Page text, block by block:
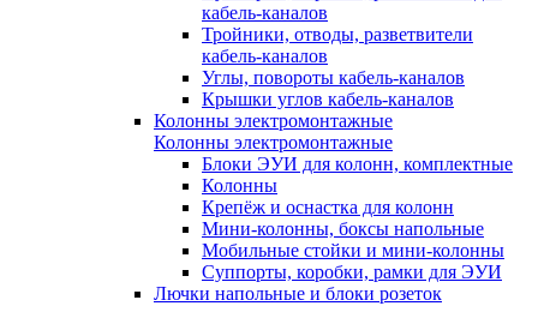
кабель-каналов
Тройники, отводы, разветвители
кабель-каналов
Углы, повороты кабель-каналов
Крышки углов кабель-каналов
Колонны электромонтажные
Колонны электромонтажные
Блоки ЭУИ для колонн, комплектные
Колонны
Крепёж и оснастка для колонн
Мини-колонны, боксы напольные
Мобильные стойки и мини-колонны
Суппорты, коробки, рамки для ЭУИ
Лючки напольные и блоки розеток